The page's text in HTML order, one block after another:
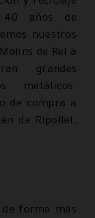
y reciclaje
40 años de
nuestros
de Rei a
grandes
metálicos.
de compra a
de Ripollet,
de forma más